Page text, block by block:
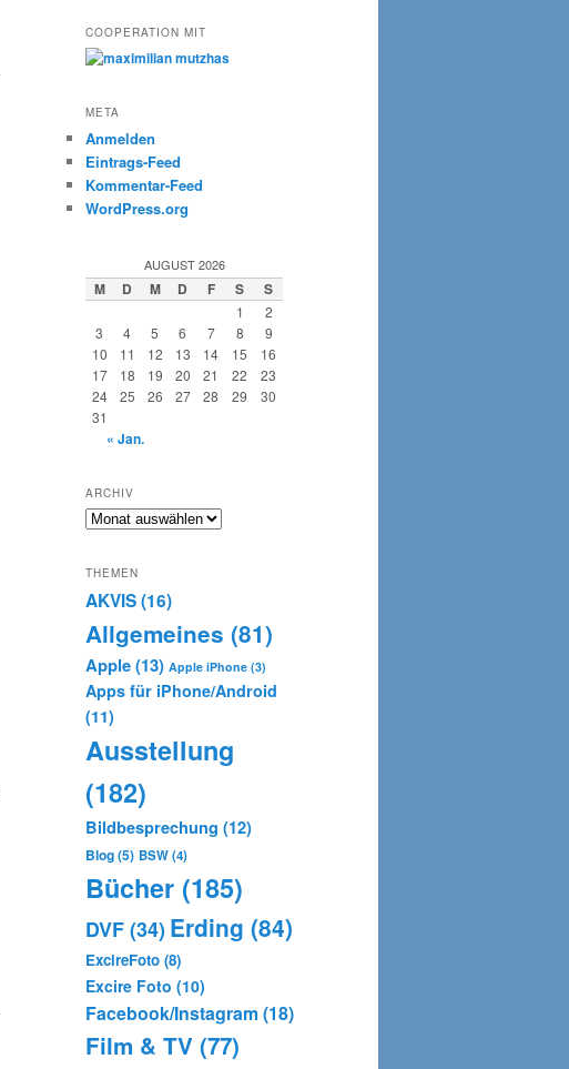
COOPERATION MIT
META
Anmelden
Eintrags-Feed
Kommentar-Feed
WordPress.org
AUGUST 2026
M D M D F S S
1
2
3
4 5 6 7 8
9
10
11 12 13 14 15
16
17
18 19 20 21 22
23
24
25 26 27 28 29
30
31
« Jan.
ARCHIV
Archiv
THEMEN
AKVIS(16)
Allgemeines (81)
Apple(13) Apple iPhone (3)
Apps für iPhone/Android
(11)
Ausstellung
(182)
Bildbesprechung (12)
Blog(5) BSW(4)
Bücher (185)
DVF (34) Erding (84)
ExcireFoto (8)
Excire Foto (10)
Facebook/Instagram (18)
Film & TV (77)